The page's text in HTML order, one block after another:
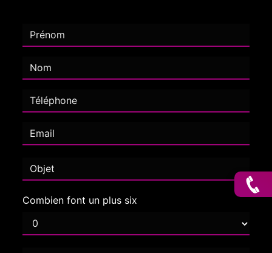
Combien font un plus six